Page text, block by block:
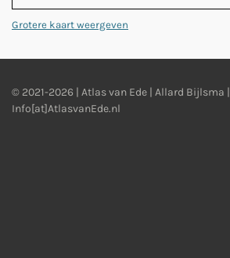
Grotere kaart weergeven
© 2021-2026 | Atlas van Ede | Allard Bijlsma |
Info[at]AtlasvanEde.nl